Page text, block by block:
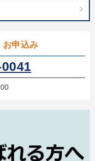
お申込み